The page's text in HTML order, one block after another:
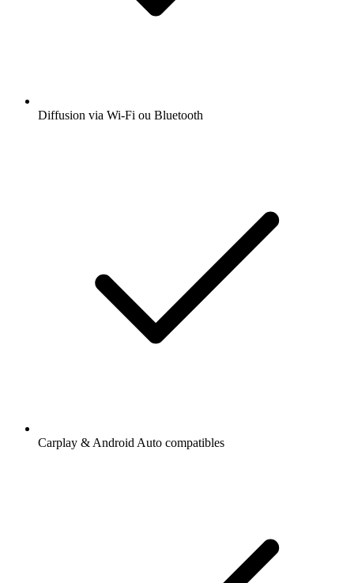
Diffusion via Wi-Fi ou Bluetooth
Carplay & Android Auto compatibles